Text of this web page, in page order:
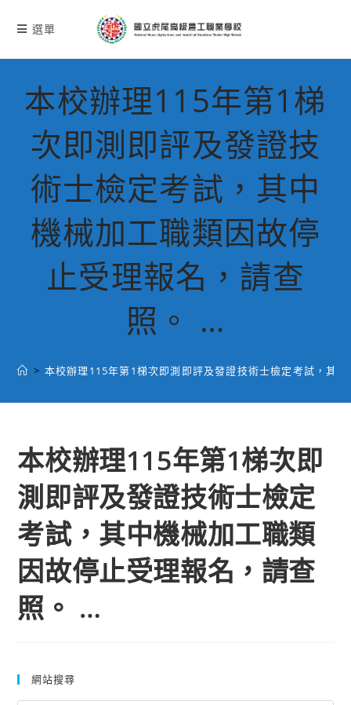
選單
本校辦理115年第1梯
次即測即評及發證技
術士檢定考試，其中
機械加工職類因故停
止受理報名，請查
照。 …
> 本校辦理115年第1梯次即測即評及發證技術士檢定考試，其
本校辦理115年第1梯次即
測即評及發證技術士檢定
考試，其中機械加工職類
因故停止受理報名，請查
照。 …
網站搜尋